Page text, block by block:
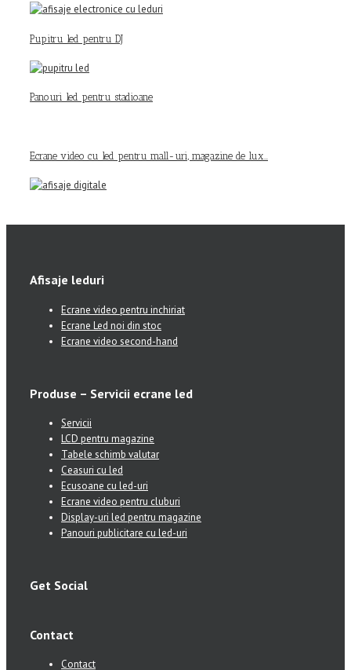
Pupitru led pentru DJ
Panouri led pentru stadioane
Ecrane video cu led pentru mall-uri, magazine de lux…
Afisaje leduri
Ecrane video pentru inchiriat
Ecrane Led noi din stoc
Ecrane video second-hand
Produse – Servicii ecrane led
Servicii
LCD pentru magazine
Tabele schimb valutar
Ceasuri cu led
Ecusoane cu led-uri
Ecrane video pentru cluburi
Display-uri led pentru magazine
Panouri publicitare cu led-uri
Get Social
Contact
Contact